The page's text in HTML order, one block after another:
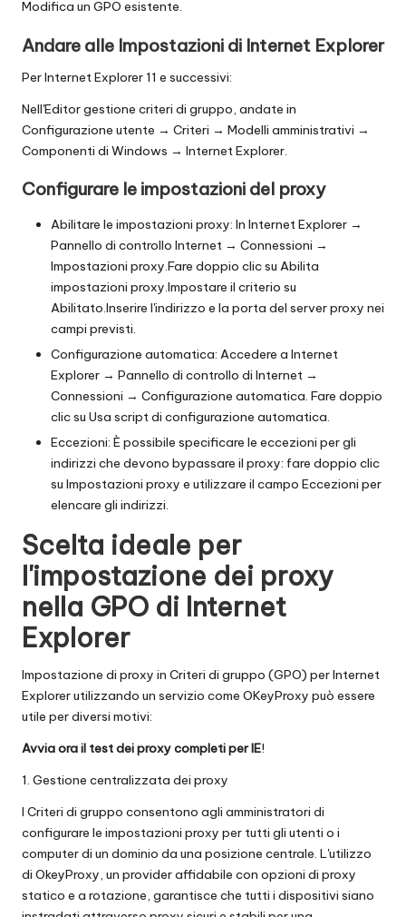
Modifica un GPO esistente.
Andare alle Impostazioni di Internet Explorer
Per Internet Explorer 11 e successivi:
Nell'Editor gestione criteri di gruppo, andate in
Configurazione utente → Criteri → Modelli amministrativi →
Componenti di Windows → Internet Explorer.
Configurare le impostazioni del proxy
Abilitare le impostazioni proxy: In Internet Explorer →
Pannello di controllo Internet → Connessioni →
Impostazioni proxy.Fare doppio clic su Abilita
impostazioni proxy.Impostare il criterio su
Abilitato.Inserire l'indirizzo e la porta del server proxy nei
campi previsti.
Configurazione automatica: Accedere a Internet
Explorer → Pannello di controllo di Internet →
Connessioni → Configurazione automatica. Fare doppio
clic su Usa script di configurazione automatica.
Eccezioni: È possibile specificare le eccezioni per gli
indirizzi che devono bypassare il proxy: fare doppio clic
su Impostazioni proxy e utilizzare il campo Eccezioni per
elencare gli indirizzi.
Scelta ideale per
l'impostazione dei proxy
nella GPO di Internet
Explorer
Impostazione di proxy in Criteri di gruppo (GPO) per Internet
Explorer utilizzando un servizio come OKeyProxy può essere
utile per diversi motivi:
Avvia ora il test dei proxy completi per IE!
1. Gestione centralizzata dei proxy
I Criteri di gruppo consentono agli amministratori di
configurare le impostazioni proxy per tutti gli utenti o i
computer di un dominio da una posizione centrale. L'utilizzo
di OkeyProxy, un provider affidabile con opzioni di proxy
statico e a rotazione, garantisce che tutti i dispositivi siano